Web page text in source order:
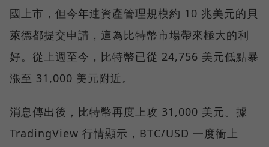
國上市，但今年連資產管理規模約 10 兆美元的貝
萊德都提交申請，這為比特幣市場帶來極大的利
好。從上週至今，比特幣已從 24,756 美元低點暴
漲至 31,000 美元附近。
消息傳出後，比特幣再度上攻 31,000 美元。據
TradingView 行情顯示，BTC/USD 一度衝上